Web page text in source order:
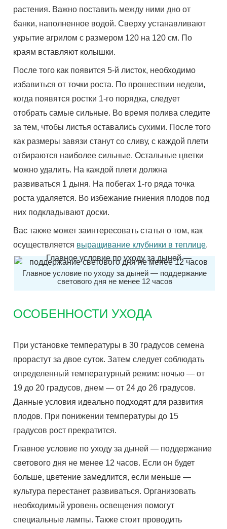
растения. Важно поставить между ними дно от
банки, наполненное водой. Сверху устанавливают
укрытие агрилом с размером 120 на 120 см. По
краям вставляют колышки.
После того как появится 5-й листок, необходимо
избавиться от точки роста. По прошествии недели,
когда появятся ростки 1-го порядка, следует
отобрать самые сильные. Во время полива следите
за тем, чтобы листья оставались сухими. После того
как размеры завязи станут со сливу, с каждой плети
отбираются наиболее сильные. Остальные цветки
можно удалить. На каждой плети должна
развиваться 1 дыня. На побегах 1-го ряда точка
роста удаляется. Во избежание гниения плодов под
них подкладывают доски.
Вас также может заинтересовать статья о том, как
осуществляется выращивание клубники в теплице.
Главное условие по уходу за дыней — поддержание
светового дня не менее 12 часов
ОСОБЕННОСТИ УХОДА
При установке температуры в 30 градусов семена
прорастут за двое суток. Затем следует соблюдать
определенный температурный режим: ночью — от
19 до 20 градусов, днем — от 24 до 26 градусов.
Данные условия идеально подходят для развития
плодов. При понижении температуры до 15
градусов рост прекратится.
Главное условие по уходу за дыней — поддержание
светового дня не менее 12 часов. Если он будет
больше, цветение замедлится, если меньше —
культура перестанет развиваться. Организовать
необходимый уровень освещения помогут
специальные лампы. Также стоит проводить